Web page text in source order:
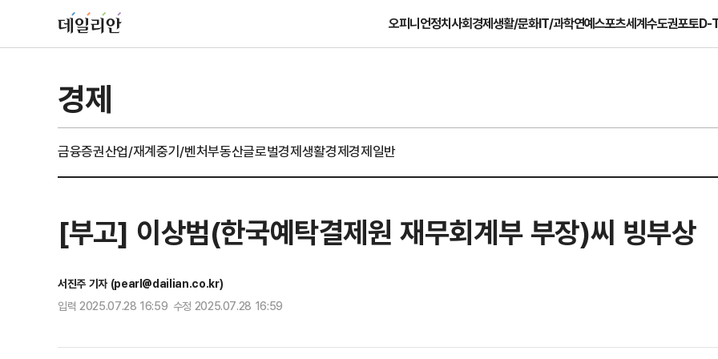
오피니언정치사회경제생활/문화IT/과학연예스포츠세계수도권포토D-
경제
금융증권산업/재계중기/벤처부동산글로벌경제생활경제경제일반
[부고] 이상범(한국예탁결제원 재무회계부 부장)씨 빙부상
서진주 기자 (pearl@dailian.co.kr)
입력 2025.07.28 16:59 수정 2025.07.28 16:59